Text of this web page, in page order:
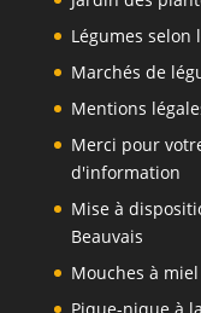
Légumes
Marchés de
Mentions
Merci pour
d'information
Mise à
Beauvais
Mouches à